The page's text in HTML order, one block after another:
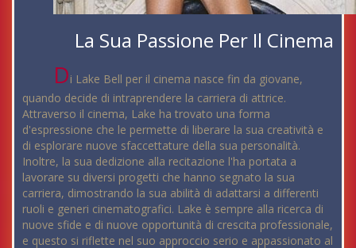
La Sua Passione Per Il Cinema
Di Lake Bell per il cinema nasce fin da giovane,
quando decide di intraprendere la carriera di attrice.
Attraverso il cinema, Lake ha trovato una forma
d'espressione che le permette di liberare la sua creatività e
di esplorare nuove sfaccettature della sua personalità.
Inoltre, la sua dedizione alla recitazione l'ha portata a
lavorare su diversi progetti che hanno segnato la sua
carriera, dimostrando la sua abilità di adattarsi a differenti
ruoli e generi cinematografici. Lake è sempre alla ricerca di
nuove sfide e di nuove opportunità di crescita professionale,
e questo si riflette nel suo approccio serio e appassionato al